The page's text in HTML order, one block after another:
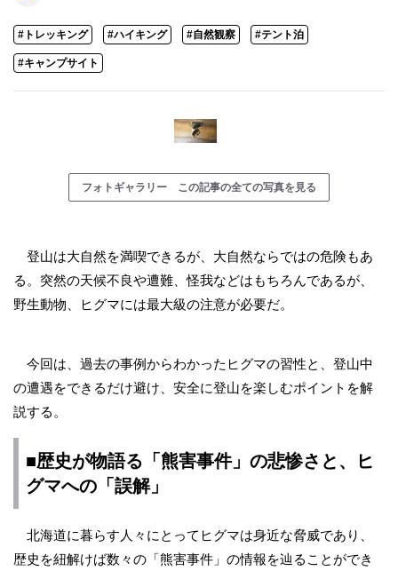
#トレッキング #ハイキング #自然観察 #テント泊
#キャンプサイト
フォトギャラリー この記事の全ての写真を見る
登山は大自然を満喫できるが、大自然ならではの危険もあ
る。突然の天候不良や遭難、怪我などはもちろんであるが、
野生動物、ヒグマには最大級の注意が必要だ。
今回は、過去の事例からわかったヒグマの習性と、登山中
の遭遇をできるだけ避け、安全に登山を楽しむポイントを解
説する。
■歴史が物語る「熊害事件」の悲惨さと、ヒ
グマへの「誤解」
北海道に暮らす人々にとってヒグマは身近な脅威であり、
歴史を紐解けば数々の「熊害事件」の情報を辿ることができ